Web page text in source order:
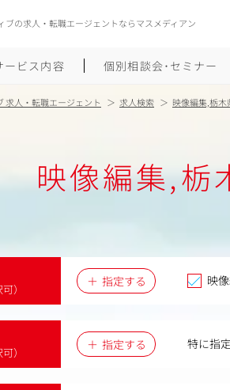
ブの求人・転職エージェントならマスメディアン
ービス内容 個別相談会･セミナー
履歴書のつくり方
面接対策
求人・転職エージェント 求人検索 映像編集,栃
映像編集,栃
）
指定する 映
）
指定する 特に指